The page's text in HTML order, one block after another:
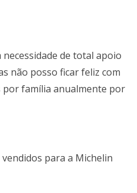
de total apoio
não posso ficar feliz com
por família anualmente por
para a Michelin